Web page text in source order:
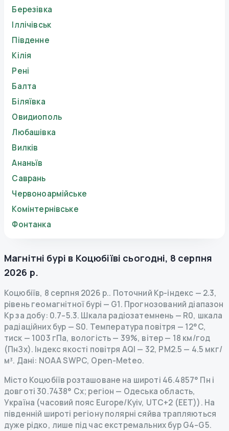
Березівка
Іллічівськ
Південне
Кілія
Рені
Балта
Біляївка
Овидиополь
Любашівка
Вилків
Ананьїв
Саврань
Червоноармійське
Комінтернівське
Фонтанка
Магнітні бурі в Коцюбіїві сьогодні, 8 серпня
2026 р.
Коцюбіїв, 8 серпня 2026 р.. Поточний Kp-індекс — 2.3,
рівень геомагнітної бурі — G1. Прогнозований діапазон
Kp за добу: 0.7–5.3. Шкала радіозатемнень — R0, шкала
радіаційних бур — S0. Температура повітря — 12°C,
тиск — 1003 гПа, вологість — 39%, вітер — 18 км/год
(ПнЗх). Індекс якості повітря AQI — 32, PM2.5 — 4.5 мкг/
м³. Дані: NOAA SWPC, Open-Meteo.
Місто Коцюбіїв розташоване на широті 46.4857° Пн і
довготі 30.7438° Сх; регіон — Одеська область,
Україна (часовий пояс Europe/Kyiv, UTC+2 (EET)). На
південній широті регіону полярні сяйва трапляються
дуже рідко, лише під час екстремальних бур G4–G5.